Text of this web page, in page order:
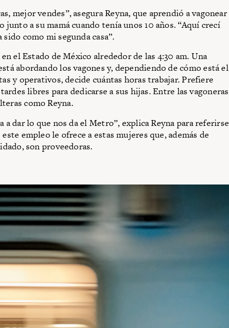
mejor vendes”, asegura Reyna, que aprendió a vagonear
a su mamá cuando tenía unos 10 años. “Aquí crecí
como mi segunda casa”.
el Estado de México alrededor de las 4:30 am. Una
abordando los vagones y, dependiendo de cómo está el
y operativos, decide cuántas horas trabajar. Prefiere
libres para dedicarse a sus hijas. Entre las vagoneras
como Reyna.
a dar lo que nos da el Metro”, explica Reyna para referirse
empleo le ofrece a estas mujeres que, además de
son proveedoras.